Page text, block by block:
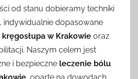
od stanu dobieramy techniki
indywidualnie dopasowane
w Krakowie oraz
Naszym celem jest
i bezpieczne leczenie bólu
, oparte na dowodach